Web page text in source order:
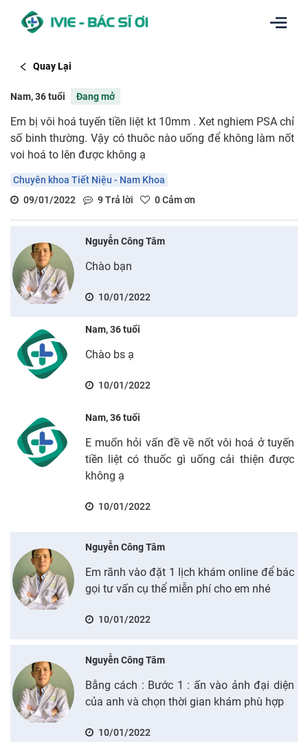
Quay Lại
Nam, 36 tuổi Đang mở
Em bị vôi hoá tuyến tiền liệt kt 10mm . Xet nghiem PSA chỉ
số binh thường. Vậy có thuôc nào uống để không làm nốt
voi hoá to lên được không ạ
Chuyên khoa Tiết Niệu - Nam Khoa
09/01/2022
9Trả lời 0Cảm ơn
Nguyễn Công Tâm
Chào bạn
10/01/2022
Nam, 36 tuổi
Chào bs ạ
10/01/2022
Nam, 36 tuổi
E muốn hỏi vấn đề về nốt vôi hoá ở tuyến
tiền liệt có thuốc gì uống cải thiện được
không ạ
10/01/2022
Nguyễn Công Tâm
Em rãnh vào đặt 1 lịch khám online để bác
gọi tư vấn cụ thể miễn phí cho em nhé
10/01/2022
Nguyễn Công Tâm
Bằng cách : Bước 1 : ấn vào ảnh đại diện
của anh và chọn thời gian khám phù hợp
10/01/2022